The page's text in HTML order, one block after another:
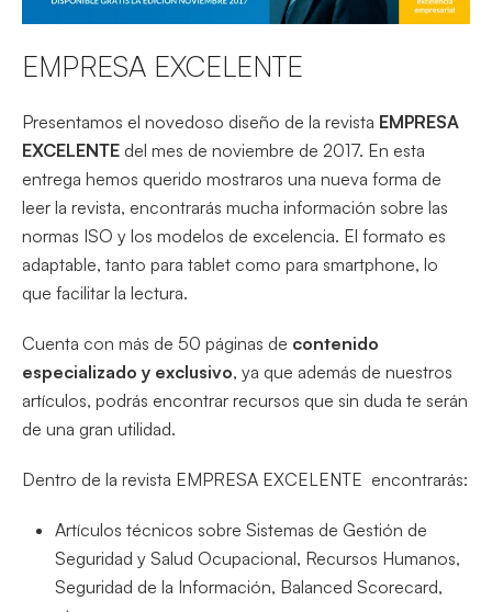
EMPRESA EXCELENTE
Presentamos el novedoso diseño de la revista EMPRESA
EXCELENTE del mes de noviembre de 2017. En esta
entrega hemos querido mostraros una nueva forma de
leer la revista, encontrarás mucha información sobre las
normas ISO y los modelos de excelencia. El formato es
adaptable, tanto para tablet como para smartphone, lo
que facilitar la lectura.
Cuenta con más de 50 páginas de contenido
especializado y exclusivo, ya que además de nuestros
artículos, podrás encontrar recursos que sin duda te serán
de una gran utilidad.
Dentro de la revista EMPRESA EXCELENTE encontrarás:
Artículos técnicos sobre Sistemas de Gestión de
Seguridad y Salud Ocupacional, Recursos Humanos,
Seguridad de la Información, Balanced Scorecard,